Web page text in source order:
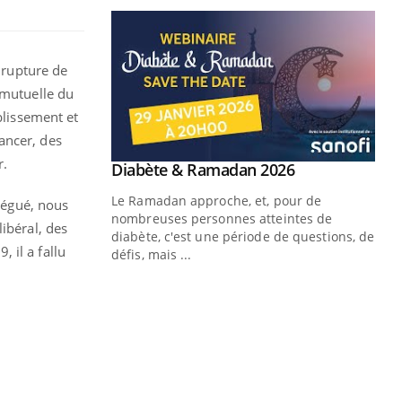
de
du
et
des
nous
des
il a fallu